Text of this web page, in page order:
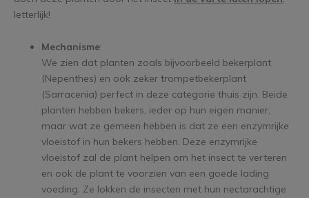
letterlijk!
Mechanisme:
We zien dat planten zoals bijvoorbeeld bekerplant
(Nepenthes) en ook zeker trompetbekerplant
(Sarracenia) perfect in deze categorie thuis zijn. Beide
planten hebben bekers, ieder op hun eigen manier,
maar wat ze gemeen hebben is dat ze een enzymrijke
vloeistof in hun bekers hebben. Deze enzymrijke
vloeistof zal de plant helpen om het insect te verteren
en ook de plant te voorzien van een goede lading
voeding. Ze lokken de insecten met hun nectarachtige